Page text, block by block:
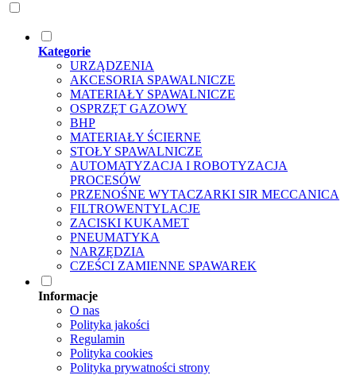
Kategorie
URZĄDZENIA
AKCESORIA SPAWALNICZE
MATERIAŁY SPAWALNICZE
OSPRZĘT GAZOWY
BHP
MATERIAŁY ŚCIERNE
STOŁY SPAWALNICZE
AUTOMATYZACJA I ROBOTYZACJA
PROCESÓW
PRZENOŚNE WYTACZARKI SIR MECCANICA
FILTROWENTYLACJE
ZACISKI KUKAMET
PNEUMATYKA
NARZĘDZIA
CZEŚCI ZAMIENNE SPAWAREK
Informacje
O nas
Polityka jakości
Regulamin
Polityka cookies
Polityka prywatności strony